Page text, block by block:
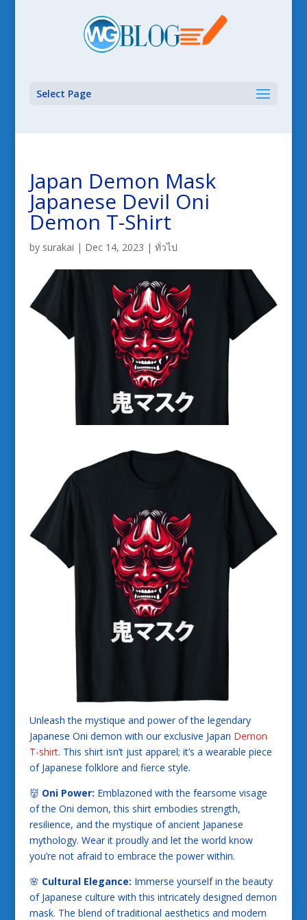
Select Page
Japan Demon Mask
Japanese Devil Oni
Demon T-Shirt
by surakai | Dec 14, 2023 | ทั่วไป
Unleash the mystique and power of the legendary
Japanese Oni demon with our exclusive Japan Demon
T-shirt. This shirt isn’t just apparel; it’s a wearable piece
of Japanese folklore and fierce style.
👹 Oni Power: Emblazoned with the fearsome visage
of the Oni demon, this shirt embodies strength,
resilience, and the mystique of ancient Japanese
mythology. Wear it proudly and let the world know
you’re not afraid to embrace the power within.
🌸 Cultural Elegance: Immerse yourself in the beauty
of Japanese culture with this intricately designed demon
mask. The blend of traditional aesthetics and modern